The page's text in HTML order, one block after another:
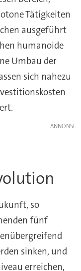
Tätigkeiten
ausgeführt
humanoide
Umbau der
sich nahezu
so
fünf
sinken, und
erreichen,